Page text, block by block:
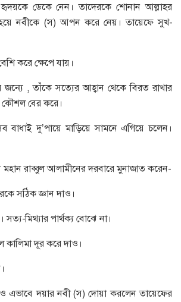
ডেকে নেন। তাদেরকে শোনান আল্লাহর
নবীকে (স) আপন করে নেয়। তায়েফে সুখ-
করে ক্ষেপে যায়।
জন্যে , তাঁকে সত্যের আহ্বান থেকে বিরত রাখার
বের করে।
বাধাই দু’পায়ে মাড়িয়ে সামনে এগিয়ে চলেন।
মহান রাব্বুল আলামীনের দরবারে মুনাজাত করেন-
সঠিক জ্ঞান দাও।
মিথ্যার পার্থক্য বোঝে না।
দূর করে দাও।
এভাবে দয়ার নবী (স) দোয়া করলেন তায়েফের